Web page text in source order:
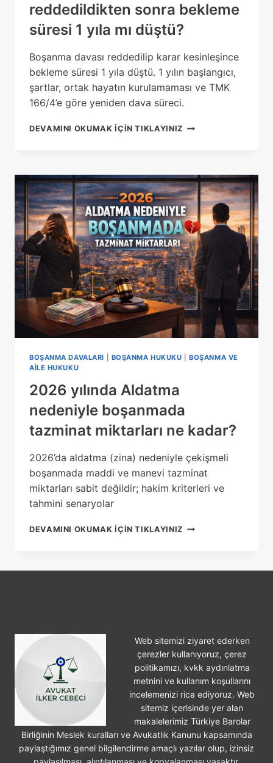
reddedildikten sonra bekleme
süresi 1 yıla mı düştü?
Boşanma davası reddedilip karar kesinleşince
bekleme süresi 1 yıla düştü. 1 yılın başlangıcı,
şartlar, ortak hayatın kurulamaması ve TMK
166/4’e göre yeniden dava süreci.
DEVAMINI OKUMAK IÇIN TIKLAYINIZ BOŞANMA
BEKLEME
SÜRESI
1
YILA
MI
DÜŞTÜ?
BOŞANMA DAVALARI BOŞANMA HUKUKU |BOŞANMA VE
AILE HUKUKU
2026 yılında Aldatma
nedeniyle boşanmada
tazminat miktarları ne kadar?
2026’da aldatma (zina) nedeniyle çekişmeli
boşanmada maddi ve manevi tazminat
miktarları sabit değildir; hakim kriterleri ve
tahmini senaryolar
DEVAMINI OKUMAK IÇIN TIKLAYINIZ 2026
Web sitemizi ziyaret ederken
çerezler kullanıyoruz, çerez
politikamızı, kvkk aydınlatma
metnini ve kullanım koşullarını
incelemenizi rica ediyoruz. Web
sitemiz içerisinde yer alan
makalelerimiz Türkiye Barolar
Birliğinin Meslek kuralları ve Avukatlık Kanunu kapsamında
paylaştığımız genel bilgilendirme amaçlı yazılar olup, izinsiz